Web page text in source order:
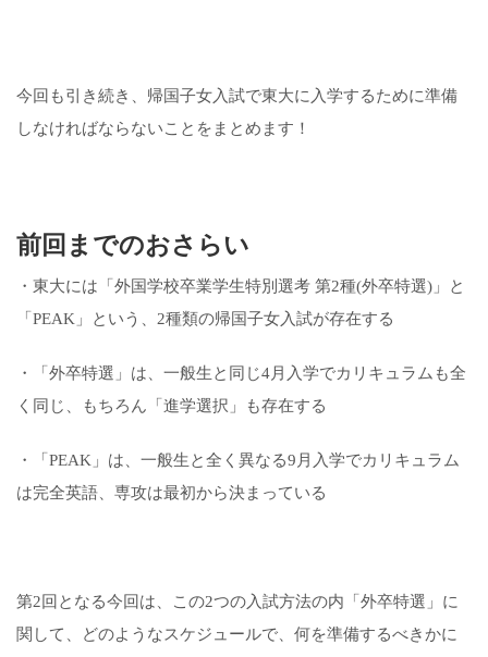
今回も引き続き、帰国子女入試で東大に入学するために準備
しなければならないことをまとめます！
前回までのおさらい
・東大には「外国学校卒業学生特別選考 第2種(外卒特選)」と
「PEAK」という、2種類の帰国子女入試が存在する
・「外卒特選」は、一般生と同じ4月入学でカリキュラムも全
く同じ、もちろん「進学選択」も存在する
・「PEAK」は、一般生と全く異なる9月入学でカリキュラム
は完全英語、専攻は最初から決まっている
第2回となる今回は、この2つの入試方法の内「外卒特選」に
関して、どのようなスケジュールで、何を準備するべきかに